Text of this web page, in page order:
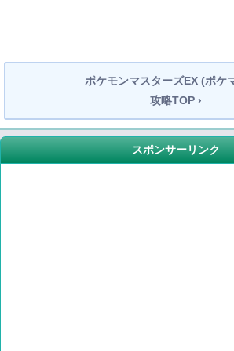
ポケモンマスターズEX (ポケ
攻略TOP ›
スポンサーリンク